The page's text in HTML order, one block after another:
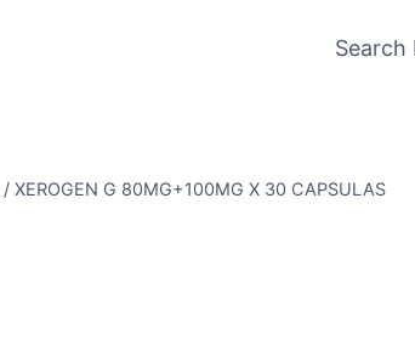
Search
/ XEROGEN G 80MG+100MG X 30 CAPSULAS